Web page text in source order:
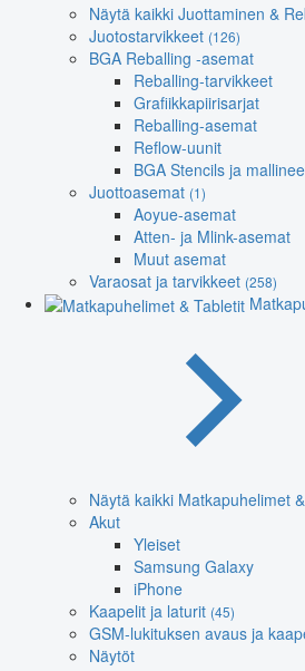
Näytä kaikki Juottaminen &
Juotostarvikkeet (126)
BGA Reballing -asemat
Reballing-tarvikkeet
Grafiikkapiirisarjat
Reballing-asemat
Reflow-uunit
BGA Stencils ja
Juottoasemat (1)
Aoyue-asemat
Atten- ja Mlink-asemat
Muut asemat
Varaosat ja tarvikkeet (258)
Näytä kaikki Matkapuhelimet
Akut
Yleiset
Samsung Galaxy
iPhone
Kaapelit ja laturit (45)
GSM-lukituksen avaus ja
Näytöt